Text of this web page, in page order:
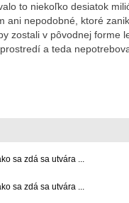
to niekoľko desiatok
ani nepodobné, ktoré
zostali v pôvodnej forme
a teda
sa zdá sa utvára ...
sa zdá sa utvára ...